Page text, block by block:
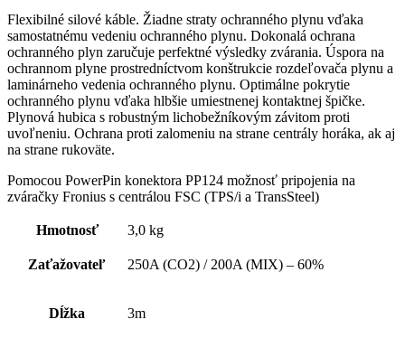
Flexibilné silové káble. Žiadne straty ochranného plynu vďaka
samostatnému vedeniu ochranného plynu. Dokonalá ochrana
ochranného plyn zaručuje perfektné výsledky zvárania. Úspora na
ochrannom plyne prostredníctvom konštrukcie rozdeľovača plynu a
laminárneho vedenia ochranného plynu. Optimálne pokrytie
ochranného plynu vďaka hlbšie umiestnenej kontaktnej špičke.
Plynová hubica s robustným lichobežníkovým závitom proti
uvoľneniu. Ochrana proti zalomeniu na strane centrály horáka, ak aj
na strane rukoväte.
Pomocou PowerPin konektora PP124 možnosť pripojenia na
zváračky Fronius s centrálou FSC (TPS/i a TransSteel)
Hmotnosť 3,0 kg
Zaťažovateľ 250A (CO2) / 200A (MIX) – 60%
Dĺžka 3m